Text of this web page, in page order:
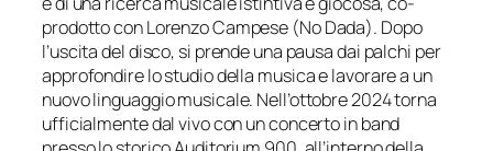
prodotto con Lorenzo Campese (No Dada). Dopo
l’uscita del disco, si prende una pausa dai palchi per
approfondire lo studio della musica e lavorare a un
nuovo linguaggio musicale. Nell’ottobre 2024 torna
ufficialmente dal vivo con un concerto in band